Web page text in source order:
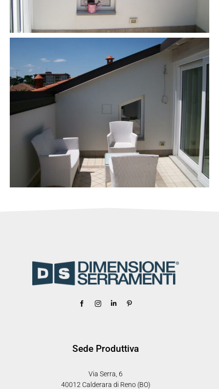
Sede Produttiva
Via Serra, 6
40012 Calderara di Reno (BO)